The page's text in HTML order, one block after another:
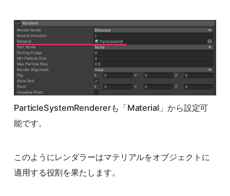
ParticleSystemRendererも「Material」から設定可
能です。
このようにレンダラーはマテリアルをオブジェクトに
適用する役割を果たします。